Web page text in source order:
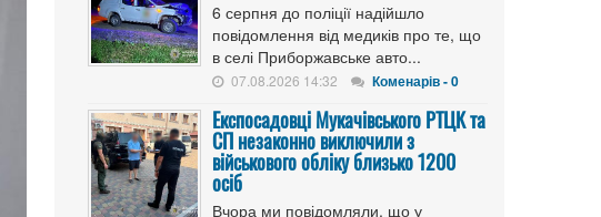
6 серпня до поліції надійшло
повідомлення від медиків про те, що
в селі Приборжавське авто...
07.08.2026 14:32 Коменарів - 0
Експосадовці Мукачівського РТЦК та
СП незаконно виключили з
військового обліку близько 1200
осіб
Вчора ми повідомляли, що у